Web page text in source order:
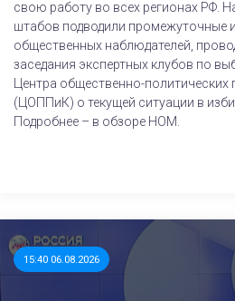
свою работу во всех регионах РФ.
штабов подводили промежуточные
общественных наблюдателей,
заседания экспертных клубов по
Центра общественно-политических
(ЦОППиК) о текущей ситуации в
Подробнее – в обзоре НОМ.
15:40 06.08.2026